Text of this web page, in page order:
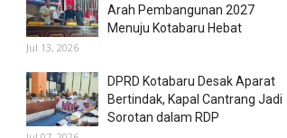
Arah Pembangunan 2027
Menuju Kotabaru Hebat
Jul 13, 2026
DPRD Kotabaru Desak Aparat
Bertindak, Kapal Cantrang Jadi
Sorotan dalam RDP